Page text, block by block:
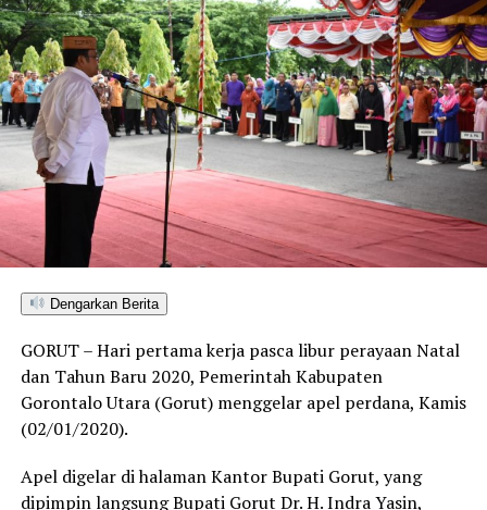
Dengarkan Berita
GORUT – Hari pertama kerja pasca libur perayaan Natal
dan Tahun Baru 2020, Pemerintah Kabupaten
Gorontalo Utara (Gorut) menggelar apel perdana, Kamis
(02/01/2020).
Apel digelar di halaman Kantor Bupati Gorut, yang
dipimpin langsung Bupati Gorut Dr. H. Indra Yasin,